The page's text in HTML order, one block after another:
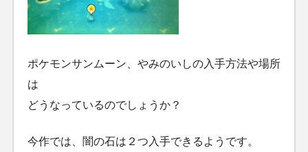
ポケモンサンムーン、やみのいしの入手方法や場所
は
どうなっているのでしょうか？
今作では、闇の石は２つ入手できるようです。